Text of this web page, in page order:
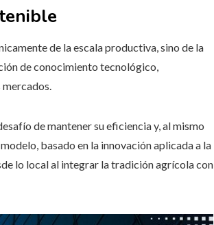
de la escala productiva, sino de la
de conocimiento tecnológico,
de mantener su eficiencia y, al mismo
basado en la innovación aplicada a la
lo local al integrar la tradición agrícola con